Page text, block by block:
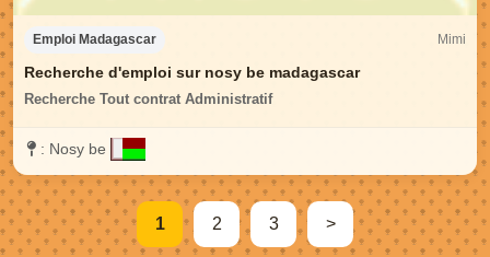
Emploi Madagascar Mimi
Recherche d'emploi sur nosy be madagascar
Recherche Tout contrat Administratif
: Nosy be
1 2 3 >